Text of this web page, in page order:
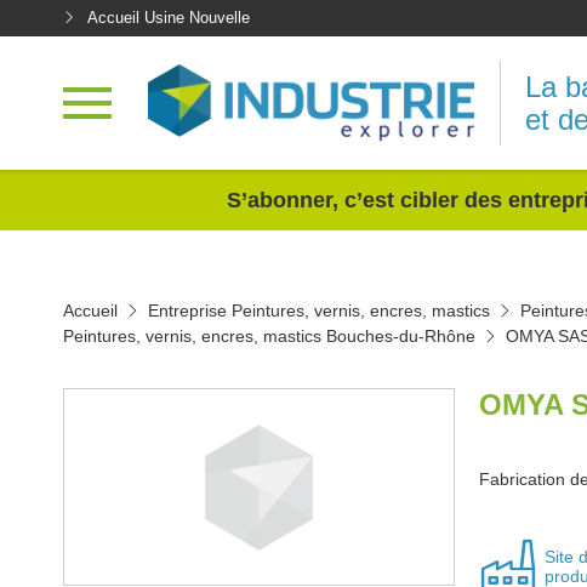
Accueil Usine Nouvelle
La
et
S’abonner, c’est cibler des
Accueil Entreprise Peintures, vernis, encres, mastics
Peintures, vernis, encres, mastics Bouches-du-Rhône
OMYA
OMYA
Fabrication
Site